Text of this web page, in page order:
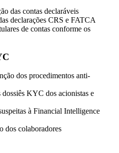
das contas declaráveis
declarações CRS e FATCA
de contas conforme os
dos procedimentos anti-
KYC dos acionistas e
à Financial Intelligence
dos colaboradores